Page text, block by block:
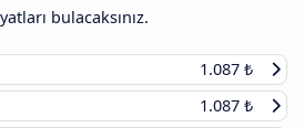
bulacaksınız.
1.087 ₺
1.087 ₺